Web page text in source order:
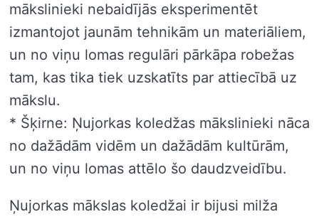
mākslinieki nebaidījās eksperimentēt
izmantojot jaunām tehnikām un materiāliem,
un no viņu lomas regulāri pārkāpa robežas
tam, kas tika tiek uzskatīts par attiecībā uz
mākslu.
* Šķirne: Ņujorkas koledžas mākslinieki nāca
no dažādām vidēm un dažādām kultūrām,
un no viņu lomas attēlo šo daudzveidību.
Ņujorkas mākslas koledžai ir bijusi milža